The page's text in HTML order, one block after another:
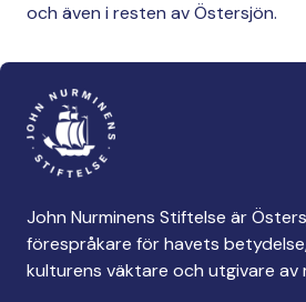
och även i resten av Östersjön.
John Nurminens Stiftelse är
förespråkare för havets
kulturens väktare och utgivare av